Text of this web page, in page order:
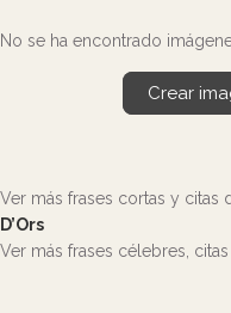
No se ha encontrado
Crear
Ver más frases cortas y citas
D’Ors
Ver más frases célebres,